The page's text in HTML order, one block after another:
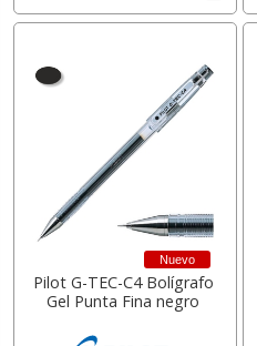
Nuevo
Pilot G-TEC-C4 Bolígrafo
Gel Punta Fina negro